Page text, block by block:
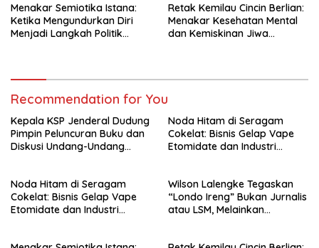
Menakar Semiotika Istana:
Ketika Mengundurkan Diri
Menjadi Langkah Politik
Retak Kemilau Cincin Berlian:
Menakar Kesehatan Mental
dan Kemiskinan Jiwa
Recommendation for You
Kepala KSP Jenderal Dudung
Pimpin Peluncuran Buku dan
Diskusi Undang-Undang
Noda Hitam di Seragam
Cokelat: Bisnis Gelap Vape
Etomidate dan Industri
Noda Hitam di Seragam
Cokelat: Bisnis Gelap Vape
Etomidate dan Industri
Wilson Lalengke Tegaskan
“Londo Ireng” Bukan Jurnalis
atau LSM, Melainkan